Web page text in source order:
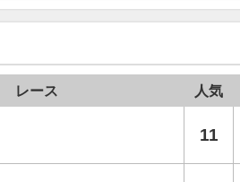
レース 人気
11